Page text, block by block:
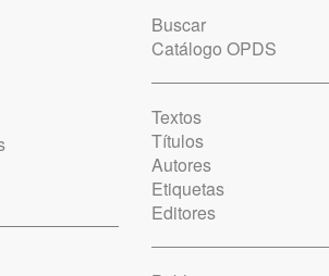
Buscar
Catálogo OPDS
Textos
Títulos
Autores
Etiquetas
Editores